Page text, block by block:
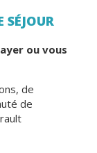
SÉJOUR
ou vous
de
de